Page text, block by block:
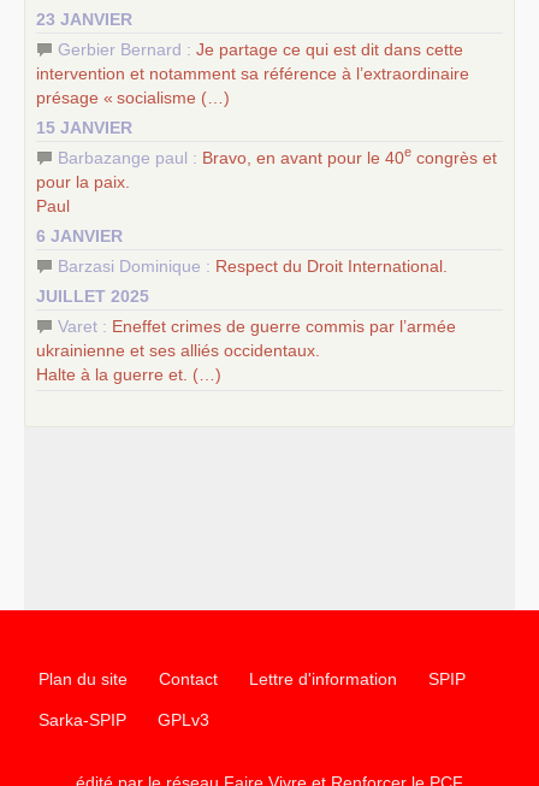
23 JANVIER
Gerbier Bernard : Je partage ce qui est dit dans cette
intervention et notamment sa référence à l’extraordinaire
présage « socialisme (…)
15 JANVIER
Barbazange paul : Bravo, en avant pour le 40e congrès et
pour la paix.
Paul
6 JANVIER
Barzasi Dominique : Respect du Droit International.
JUILLET 2025
Varet : Eneffet crimes de guerre commis par l’armée
ukrainienne et ses alliés occidentaux.
Halte à la guerre et. (…)
Plan du site Contact Lettre d'information SPIP
Sarka-SPIP GPLv3